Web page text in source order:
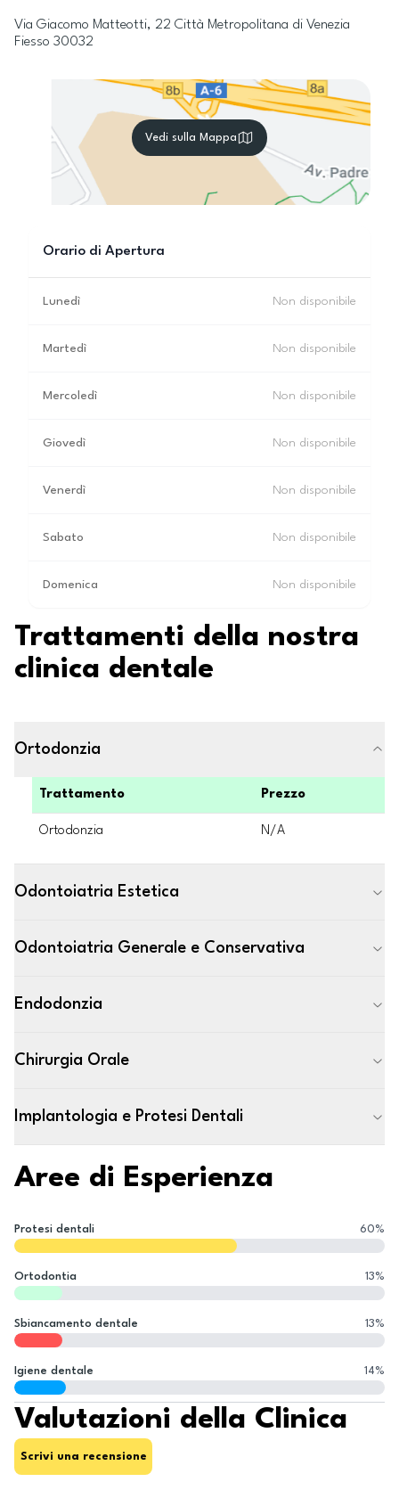
Via Giacomo Matteotti, 22 Città Metropolitana di Venezia
Fiesso 30032
Vedi sulla Mappa
Orario di Apertura
Lunedì Non disponibile
Martedì Non disponibile
Mercoledì Non disponibile
Giovedì Non disponibile
Venerdì Non disponibile
Sabato Non disponibile
Domenica Non disponibile
Trattamenti della nostra
clinica dentale
Ortodonzia
Trattamento Prezzo
Ortodonzia N/A
Odontoiatria Estetica
Odontoiatria Generale e Conservativa
Endodonzia
Chirurgia Orale
Implantologia e Protesi Dentali
Aree di Esperienza
Protesi dentali 60%
Ortodontia 13%
Sbiancamento dentale 13%
Igiene dentale 14%
Valutazioni della Clinica
Scrivi una recensione